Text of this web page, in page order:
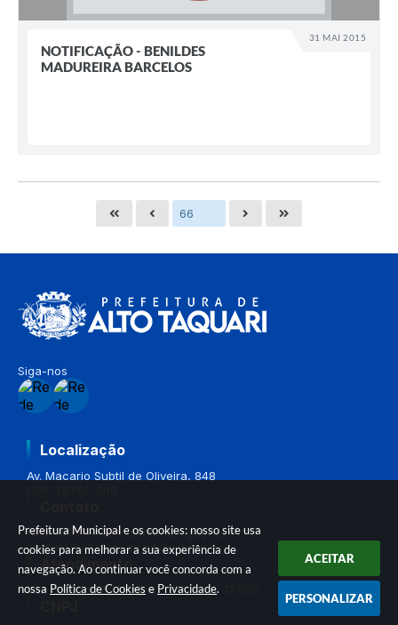
Prefeitura Municipal e os cookies: nosso site usa
cookies para melhorar a sua experiência de
navegação. Ao continuar você concorda com a
nossa Política de Cookies e Privacidade.
ACEITAR
PERSONALIZAR
31 MAI 2015
NOTIFICAÇÃO - BENILDES
MADUREIRA BARCELOS
Siga-nos
Localização
Av. Macario Subtil de Oliveira, 848
(66) 99937-0499 (somente ligação)
contato@altotaquari.mt.gov.br
Atendimento
Das 07:30hs às 11:30hs - 13:00h às 17:00h